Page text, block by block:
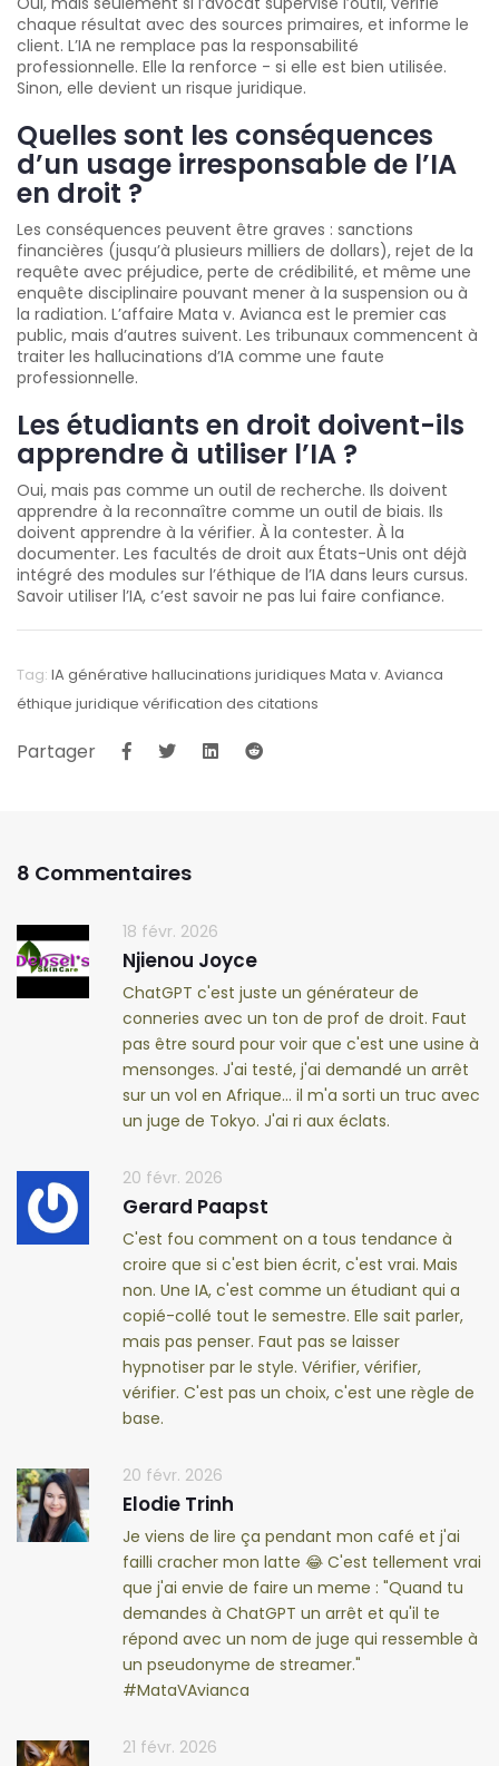
chaque résultat avec des sources primaires, et informe le
client. L’IA ne remplace pas la responsabilité
professionnelle. Elle la renforce - si elle est bien utilisée.
Sinon, elle devient un risque juridique.
Quelles sont les conséquences
d’un usage irresponsable de l’IA
en droit ?
Les conséquences peuvent être graves : sanctions
financières (jusqu’à plusieurs milliers de dollars), rejet de la
requête avec préjudice, perte de crédibilité, et même une
enquête disciplinaire pouvant mener à la suspension ou à
la radiation. L’affaire Mata v. Avianca est le premier cas
public, mais d’autres suivent. Les tribunaux commencent à
traiter les hallucinations d’IA comme une faute
professionnelle.
Les étudiants en droit doivent-ils
apprendre à utiliser l’IA ?
Oui, mais pas comme un outil de recherche. Ils doivent
apprendre à la reconnaître comme un outil de biais. Ils
doivent apprendre à la vérifier. À la contester. À la
documenter. Les facultés de droit aux États-Unis ont déjà
intégré des modules sur l’éthique de l’IA dans leurs cursus.
Savoir utiliser l’IA, c’est savoir ne pas lui faire confiance.
Tag: IA générative hallucinations juridiques Mata v. Avianca
éthique juridique vérification des citations
Partager
8 Commentaires
18 févr. 2026
Njienou Joyce
ChatGPT c'est juste un générateur de
conneries avec un ton de prof de droit. Faut
pas être sourd pour voir que c'est une usine à
mensonges. J'ai testé, j'ai demandé un arrêt
sur un vol en Afrique... il m'a sorti un truc avec
un juge de Tokyo. J'ai ri aux éclats.
20 févr. 2026
Gerard Paapst
C'est fou comment on a tous tendance à
croire que si c'est bien écrit, c'est vrai. Mais
non. Une IA, c'est comme un étudiant qui a
copié-collé tout le semestre. Elle sait parler,
mais pas penser. Faut pas se laisser
hypnotiser par le style. Vérifier, vérifier,
vérifier. C'est pas un choix, c'est une règle de
base.
20 févr. 2026
Elodie Trinh
Je viens de lire ça pendant mon café et j'ai
failli cracher mon latte 😂 C'est tellement vrai
que j'ai envie de faire un meme : "Quand tu
demandes à ChatGPT un arrêt et qu'il te
répond avec un nom de juge qui ressemble à
un pseudonyme de streamer."
#MataVAvianca
21 févr. 2026